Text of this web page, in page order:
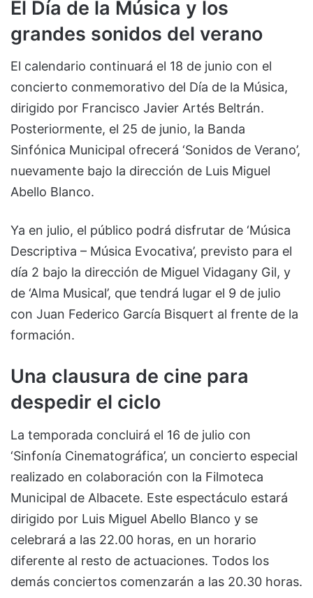
El Día de la Música y los
grandes sonidos del verano
El calendario continuará el 18 de junio con el
concierto conmemorativo del Día de la Música,
dirigido por Francisco Javier Artés Beltrán.
Posteriormente, el 25 de junio, la Banda
Sinfónica Municipal ofrecerá ‘Sonidos de Verano’,
nuevamente bajo la dirección de Luis Miguel
Abello Blanco.
Ya en julio, el público podrá disfrutar de ‘Música
Descriptiva – Música Evocativa’, previsto para el
día 2 bajo la dirección de Miguel Vidagany Gil, y
de ‘Alma Musical’, que tendrá lugar el 9 de julio
con Juan Federico García Bisquert al frente de la
formación.
Una clausura de cine para
despedir el ciclo
La temporada concluirá el 16 de julio con
‘Sinfonía Cinematográfica’, un concierto especial
realizado en colaboración con la Filmoteca
Municipal de Albacete. Este espectáculo estará
dirigido por Luis Miguel Abello Blanco y se
celebrará a las 22.00 horas, en un horario
diferente al resto de actuaciones. Todos los
demás conciertos comenzarán a las 20.30 horas.